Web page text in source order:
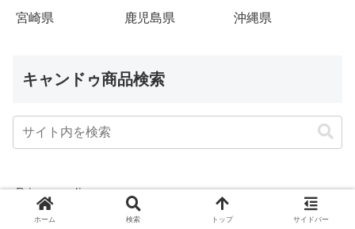
宮崎県 鹿児島県 沖縄県
キャンドゥ商品検索
Privacy policy
ホーム 検索 トップ サイドバー